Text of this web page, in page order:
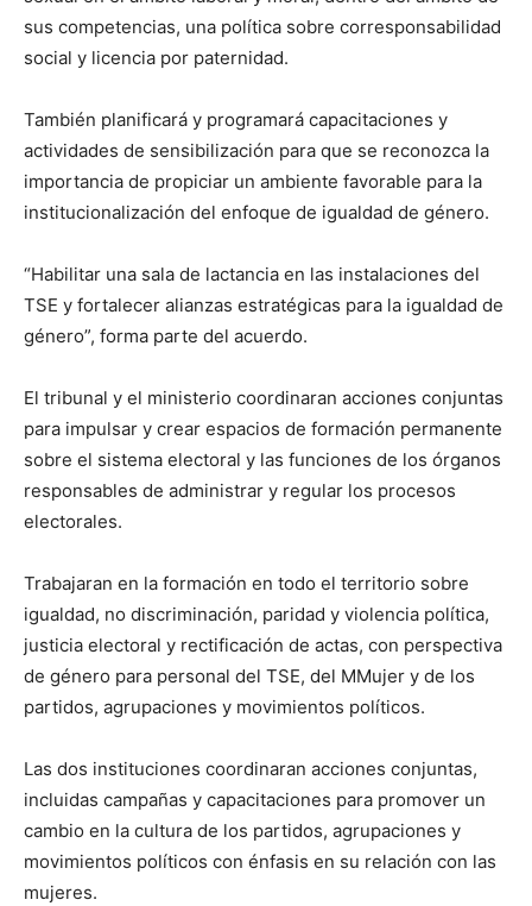
sus competencias, una política sobre corresponsabilidad
social y licencia por paternidad.
También planificará y programará capacitaciones y
actividades de sensibilización para que se reconozca la
importancia de propiciar un ambiente favorable para la
institucionalización del enfoque de igualdad de género.
“Habilitar una sala de lactancia en las instalaciones del
TSE y fortalecer alianzas estratégicas para la igualdad de
género”, forma parte del acuerdo.
El tribunal y el ministerio coordinaran acciones conjuntas
para impulsar y crear espacios de formación permanente
sobre el sistema electoral y las funciones de los órganos
responsables de administrar y regular los procesos
electorales.
Trabajaran en la formación en todo el territorio sobre
igualdad, no discriminación, paridad y violencia política,
justicia electoral y rectificación de actas, con perspectiva
de género para personal del TSE, del MMujer y de los
partidos, agrupaciones y movimientos políticos.
Las dos instituciones coordinaran acciones conjuntas,
incluidas campañas y capacitaciones para promover un
cambio en la cultura de los partidos, agrupaciones y
movimientos políticos con énfasis en su relación con las
mujeres.